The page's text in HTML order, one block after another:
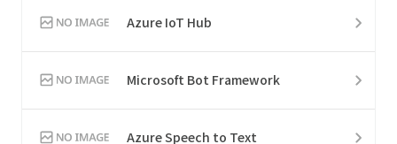
Azure IoT Hub
Microsoft Bot Framework
Azure Speech to Text